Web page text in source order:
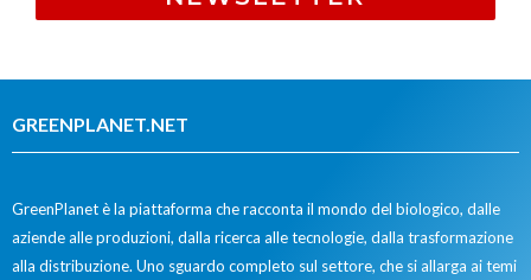
GREENPLANET.NET
GreenPlanet è la piattaforma che racconta il mondo del biologico, dalle
aziende alle produzioni, dalla ricerca alle tecnologie, dalla trasformazione
alla distribuzione. Uno sguardo completo sul settore, che si allarga ai temi